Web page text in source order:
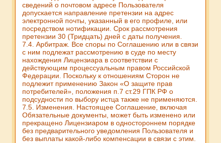
сведений о почтовом адресе Пользователя
допускается направление претензии на адрес
электронной почты, указанный в его профиле, или
посредством нотификации. Срок рассмотрения
претензии 30 (Тридцать) дней с даты получения.
7.4. Арбитраж. Все споры по Соглашению или в связи
с ним подлежат рассмотрению в суде по месту
нахождения Лицензиара в соответствии с
действующим процессуальным правом Российской
Федерации. Поскольку к отношениям Сторон не
подлежит применению Закон «О защите прав
потребителей», положения п.7 ст.29 ГПК РФ о
подсудности по выбору истца также не применяются.
7.5. Изменения. Настоящее Соглашение, включая
Обязательные документы, может быть изменено или
прекращено Лицензиаром в одностороннем порядке
без предварительного уведомления Пользователя и
без выплаты какой-либо компенсации в связи с этим.